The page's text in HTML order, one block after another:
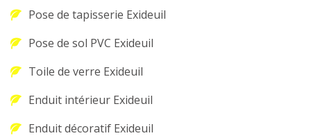
Pose de tapisserie Exideuil
Pose de sol PVC Exideuil
Toile de verre Exideuil
Enduit intérieur Exideuil
Enduit décoratif Exideuil